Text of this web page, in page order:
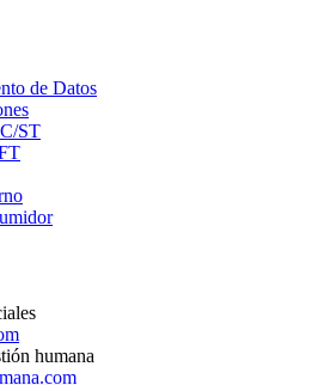
de Datos
in
ST
new
window
in
Opens
humana